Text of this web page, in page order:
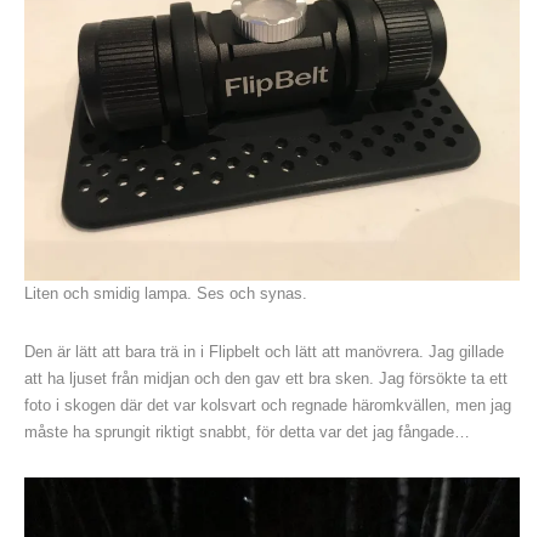
Liten och smidig lampa. Ses och synas.
Den är lätt att bara trä in i Flipbelt och lätt att manövrera. Jag gillade
att ha ljuset från midjan och den gav ett bra sken. Jag försökte ta ett
foto i skogen där det var kolsvart och regnade häromkvällen, men jag
måste ha sprungit riktigt snabbt, för detta var det jag fångade…